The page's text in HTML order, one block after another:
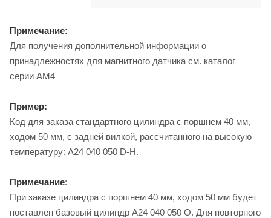
Примечание:
Для получения дополнительной информации о
принадлежностях для магнитного датчика см. каталог
серии AM4
Пример:
Код для заказа стандартного цилиндра с поршнем 40 мм,
ходом 50 мм, с задней вилкой, рассчитанного на высокую
температуру: A24 040 050 D-H.
Примечание:
При заказе цилиндра с поршнем 40 мм, ходом 50 мм будет
поставлен базовый цилиндр A24 040 050 O. Для повторного